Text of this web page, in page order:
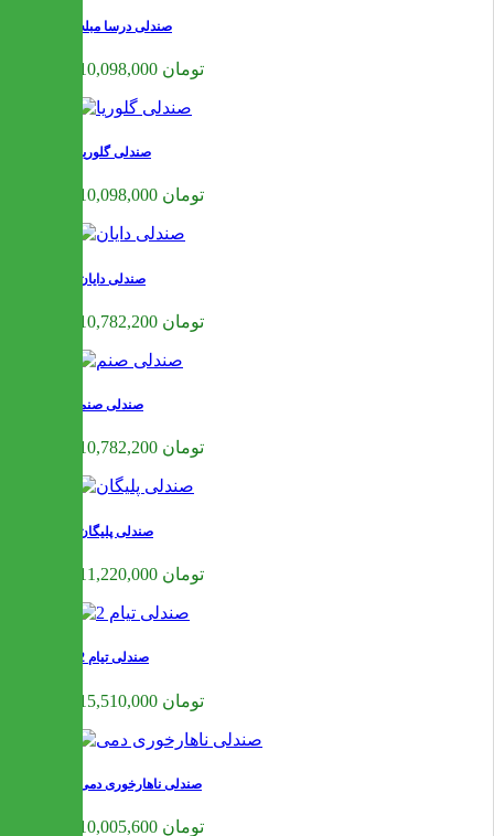
صندلی درسا مبله
10,098,000 تومان
صندلی گلوریا
10,098,000 تومان
صندلی دایان
10,782,200 تومان
صندلی صنم
10,782,200 تومان
صندلی پلیگان
11,220,000 تومان
صندلی تیام 2
15,510,000 تومان
صندلی ناهارخوری دمی
10,005,600 تومان